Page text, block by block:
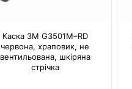
Каска 3M G3501M–RD
червона, храповик, не
вентильована, шкіряна
стрічка